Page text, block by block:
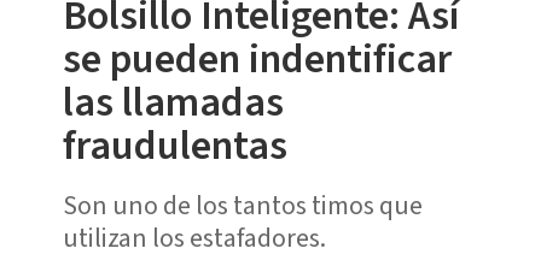
Bolsillo Inteligente: Así
se pueden indentificar
las llamadas
fraudulentas
Son uno de los tantos timos que
utilizan los estafadores.